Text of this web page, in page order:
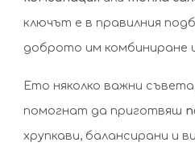
ключът е в правилния
доброто им комбиниране
Ето няколко важни
помогнат да приготвяш
хрупкави, балансирани и